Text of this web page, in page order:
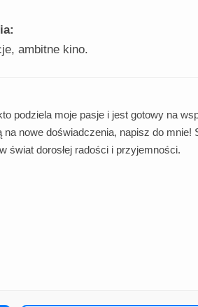
ambitne kino.
podziela moje pasje i jest gotowy na
na nowe doświadczenia, napisz do
świat dorosłej radości i przyjemności.